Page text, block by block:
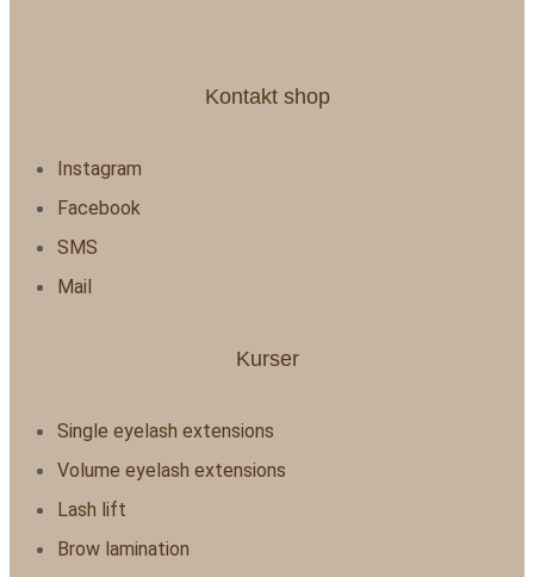
Kontakt shop
Instagram
Facebook
SMS
Mail
Kurser
Single eyelash extensions
Volume eyelash extensions
Lash lift
Brow lamination